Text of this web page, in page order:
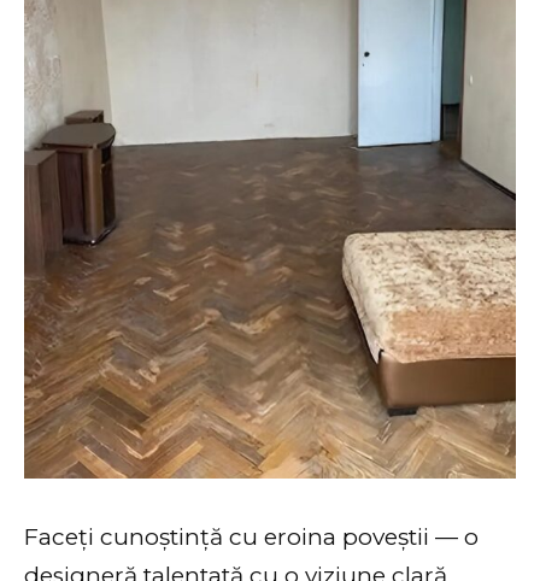
Faceți cunoștință cu eroina poveștii — o
designeră talentată cu o viziune clară